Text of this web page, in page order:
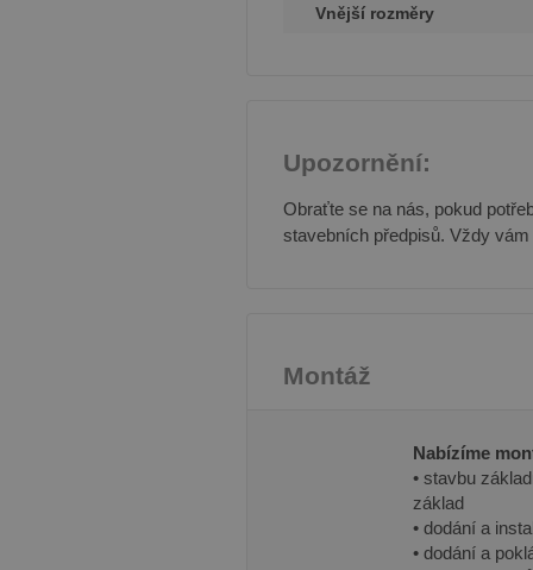
Vnější rozměry
Upozornění:
Obraťte se na nás, pokud
stavebních předpisů. Vždy
Montáž
Nabízíme
• stavbu
základ
• dodání a
• dodání a